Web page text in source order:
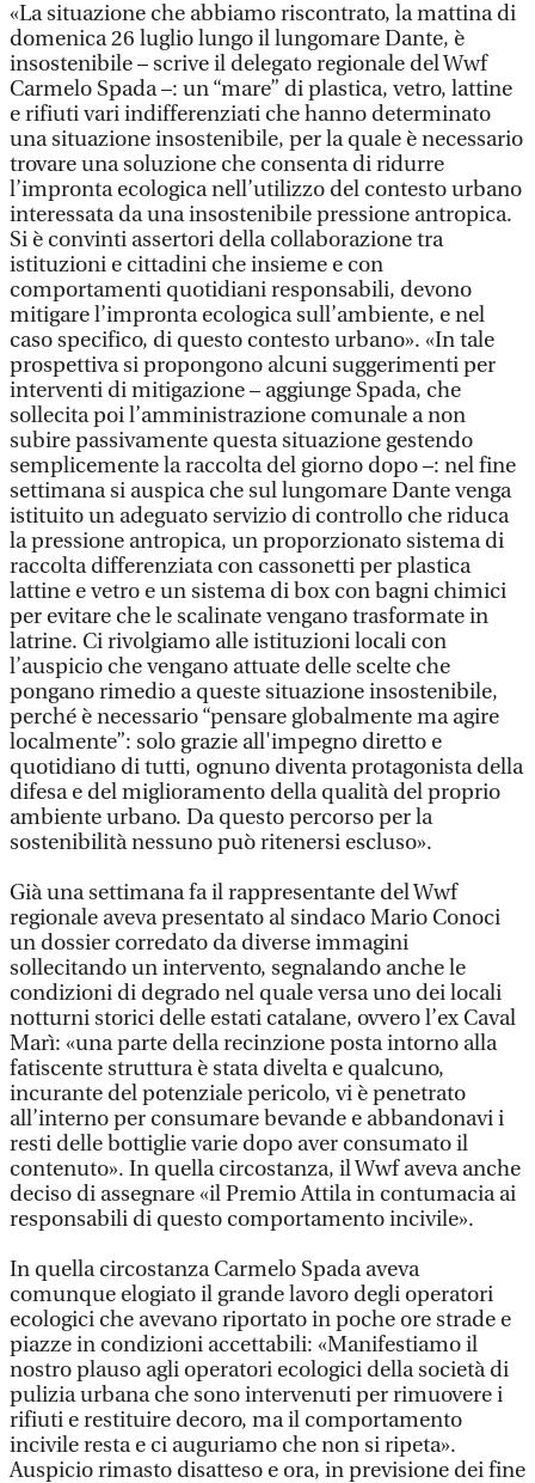
«La situazione che abbiamo riscontrato, la mattina di
domenica 26 luglio lungo il lungomare Dante, è
insostenibile – scrive il delegato regionale del Wwf
Carmelo Spada –: un “mare” di plastica, vetro, lattine
e rifiuti vari indifferenziati che hanno determinato
una situazione insostenibile, per la quale è necessario
trovare una soluzione che consenta di ridurre
l’impronta ecologica nell’utilizzo del contesto urbano
interessata da una insostenibile pressione antropica.
Si è convinti assertori della collaborazione tra
istituzioni e cittadini che insieme e con
comportamenti quotidiani responsabili, devono
mitigare l’impronta ecologica sull’ambiente, e nel
caso specifico, di questo contesto urbano». «In tale
prospettiva si propongono alcuni suggerimenti per
interventi di mitigazione – aggiunge Spada, che
sollecita poi l’amministrazione comunale a non
subire passivamente questa situazione gestendo
semplicemente la raccolta del giorno dopo –: nel fine
settimana si auspica che sul lungomare Dante venga
istituito un adeguato servizio di controllo che riduca
la pressione antropica, un proporzionato sistema di
raccolta differenziata con cassonetti per plastica
lattine e vetro e un sistema di box con bagni chimici
per evitare che le scalinate vengano trasformate in
latrine. Ci rivolgiamo alle istituzioni locali con
l’auspicio che vengano attuate delle scelte che
pongano rimedio a queste situazione insostenibile,
perché è necessario “pensare globalmente ma agire
localmente”: solo grazie all'impegno diretto e
quotidiano di tutti, ognuno diventa protagonista della
difesa e del miglioramento della qualità del proprio
ambiente urbano. Da questo percorso per la
sostenibilità nessuno può ritenersi escluso».
Già una settimana fa il rappresentante del Wwf
regionale aveva presentato al sindaco Mario Conoci
un dossier corredato da diverse immagini
sollecitando un intervento, segnalando anche le
condizioni di degrado nel quale versa uno dei locali
notturni storici delle estati catalane, ovvero l’ex Caval
Marì: «una parte della recinzione posta intorno alla
fatiscente struttura è stata divelta e qualcuno,
incurante del potenziale pericolo, vi è penetrato
all’interno per consumare bevande e abbandonavi i
resti delle bottiglie varie dopo aver consumato il
contenuto». In quella circostanza, il Wwf aveva anche
deciso di assegnare «il Premio Attila in contumacia ai
responsabili di questo comportamento incivile».
In quella circostanza Carmelo Spada aveva
comunque elogiato il grande lavoro degli operatori
ecologici che avevano riportato in poche ore strade e
piazze in condizioni accettabili: «Manifestiamo il
nostro plauso agli operatori ecologici della società di
pulizia urbana che sono intervenuti per rimuovere i
rifiuti e restituire decoro, ma il comportamento
incivile resta e ci auguriamo che non si ripeta».
Auspicio rimasto disatteso e ora, in previsione dei fine